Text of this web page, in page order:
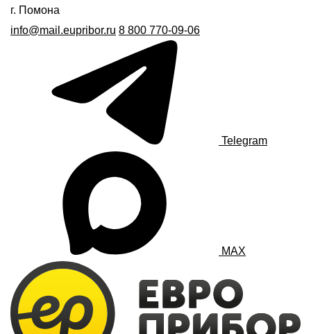
г. Помона
info@mail.eupribor.ru 8 800 770-09-06
Telegram
MAX